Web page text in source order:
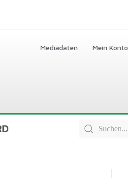
Mediadaten Mein Konto